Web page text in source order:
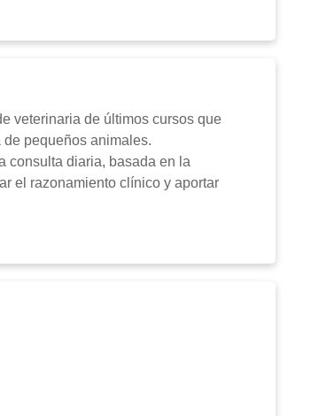
veterinaria de últimos cursos que
pequeños animales.
consulta diaria, basada en la
el razonamiento clínico y aportar